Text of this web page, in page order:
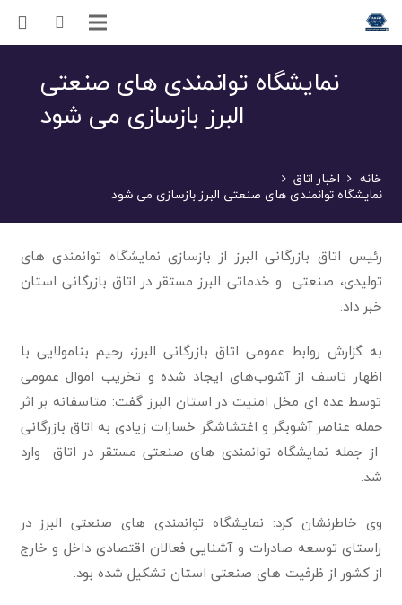
نمایشگاه توانمندی های صنعتی
البرز بازسازی می شود
خانه اخبار اتاق
نمایشگاه توانمندی های صنعتی البرز بازسازی می شود
رئیس اتاق بازرگانی البرز از بازسازی نمایشگاه توانمندی های
تولیدی، صنعتی و خدماتی البرز مستقر در اتاق بازرگانی استان
خبر داد.
به گزارش روابط عمومی اتاق بازرگانی البرز، رحیم بنامولایی با
اظهار تاسف از آشوب‌های ایجاد شده و تخریب اموال عمومی
توسط عده ای مخل امنیت در استان البرز‌ گفت: متاسفانه بر اثر
حمله عناصر آشوبگر و اغتشاشگر خسارات زیادی به اتاق بازرگانی
از جمله نمایشگاه توانمندی های صنعتی مستقر در اتاق وارد
شد.
وی خاطرنشان کرد: نمایشگاه توانمندی های صنعتی البرز در
راستای توسعه صادرات و آشنایی فعالان اقتصادی داخل و خارج
از کشور از ظرفیت های صنعتی استان تشکیل شده بود.